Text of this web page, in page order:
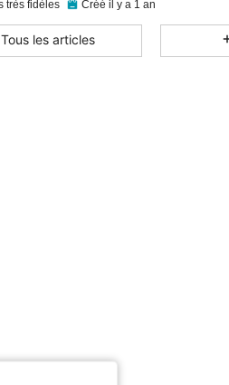
très fidèles Créé il y a 1 an
Tous les articles